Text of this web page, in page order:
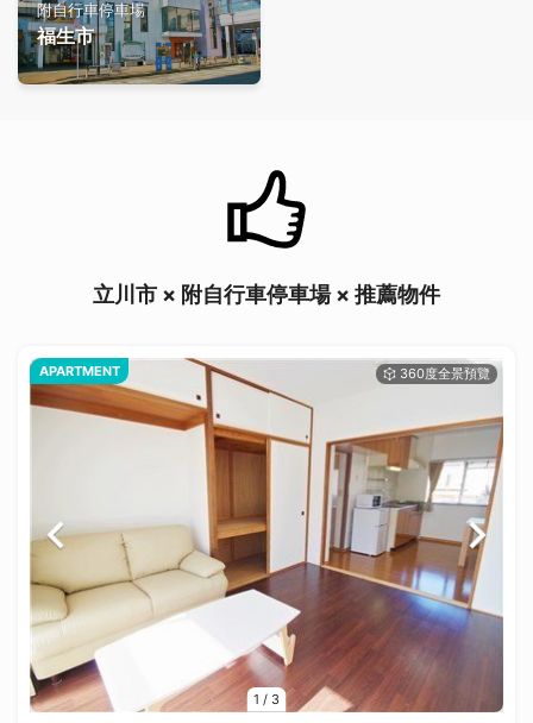
附自行車停車場
福生市
立川市 × 附自行車停車場 × 推薦物件
1 / 3
APARTMENT